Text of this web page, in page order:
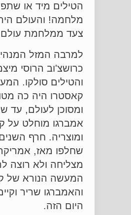
הטילים מיד או
מלחמה! והעולם
צעד ממלחמת עולם
למרבה המזל
כרושצ'וב הרוסי
והטילים סולקו.
קאסטרו היה כה
ומסוכן לעולם, עד
אמברגו מוחלט על
ומוצריה. חרף
שחלפו מאז,
מצליחה ולא רוצה
המעשה הנורא של
והאמברגו שריר
היום הזה.